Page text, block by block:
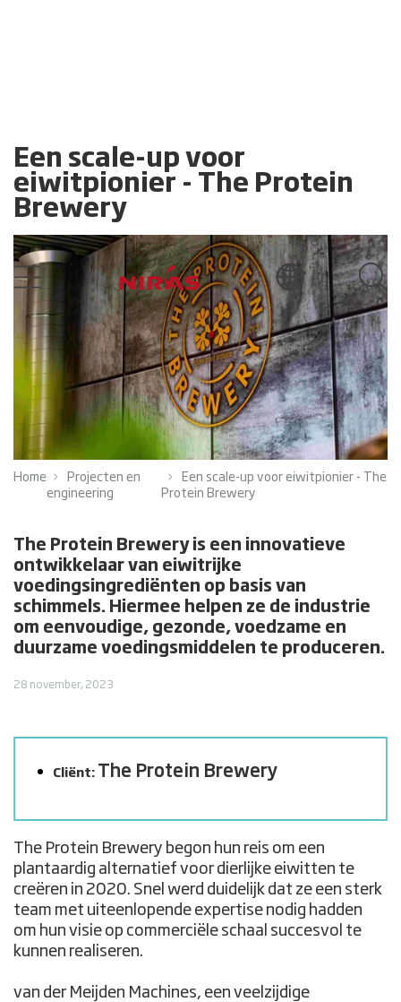
Een scale-up voor
eiwitpionier - The Protein
Brewery
Home
Projecten en
engineering
Een scale-up voor eiwitpionier - The
Protein Brewery
The Protein Brewery is een innovatieve
ontwikkelaar van eiwitrijke
voedingsingrediënten op basis van
schimmels. Hiermee helpen ze de industrie
om eenvoudige, gezonde, voedzame en
duurzame voedingsmiddelen te produceren.
28 november, 2023
Cliënt: The Protein Brewery
The Protein Brewery begon hun reis om een
plantaardig alternatief voor dierlijke eiwitten te
creëren in 2020. Snel werd duidelijk dat ze een sterk
team met uiteenlopende expertise nodig hadden
om hun visie op commerciële schaal succesvol te
kunnen realiseren.
van der Meijden Machines, een veelzijdige